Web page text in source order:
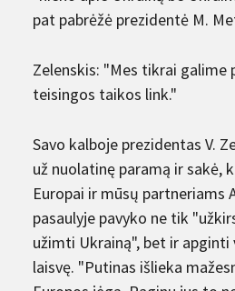
pat pabrėžė prezidentė M.
Zelenskis: "Mes tikrai galime
teisingos taikos link."
Savo kalboje prezidentas V.
už nuolatinę paramą ir sakė,
Europai ir mūsų partneriams
pasaulyje pavyko ne tik
užimti Ukrainą", bet ir
laisvę. "Putinas išlieka